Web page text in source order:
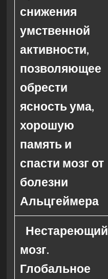
снижения
умственной
активности,
позволяющее
обрести
ясность ума,
хорошую
память и
спасти мозг от
болезни
Альцгеймера
Нестареющий
мозг.
Глобальное